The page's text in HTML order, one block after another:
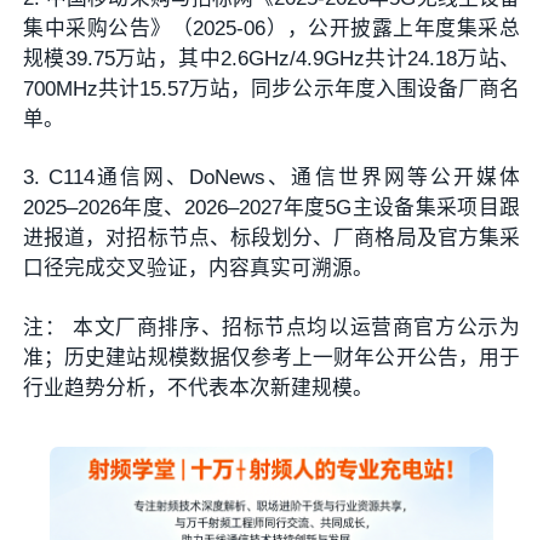
集中采购公告》（2025-06），公开披露上年度集采总
规模39.75万站，其中2.6GHz/4.9GHz共计24.18万站、
700MHz共计15.57万站，同步公示年度入围设备厂商名
单。
3. C114通信网、DoNews、通信世界网等公开媒体
2025–2026年度、2026–2027年度5G主设备集采项目跟
进报道，对招标节点、标段划分、厂商格局及官方集采
口径完成交叉验证，内容真实可溯源。
注： 本文厂商排序、招标节点均以运营商官方公示为
准；历史建站规模数据仅参考上一财年公开公告，用于
行业趋势分析，不代表本次新建规模。